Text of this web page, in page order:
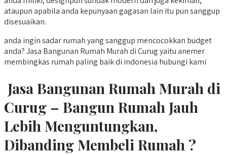
ataupun apabila anda kepunyaan gagasan lain itu pun sanggup
disesuaikan.
anda ingin sadar rumah yang sanggup mencocokkan budget
anda? Jasa Bangunan Rumah Murah di Curug yaitu anemer
membingkas rumah paling baik di indonesia hubungi kami
Jasa Bangunan Rumah Murah di
Curug – Bangun Rumah Jauh
Lebih Menguntungkan,
Dibanding Membeli Rumah ?